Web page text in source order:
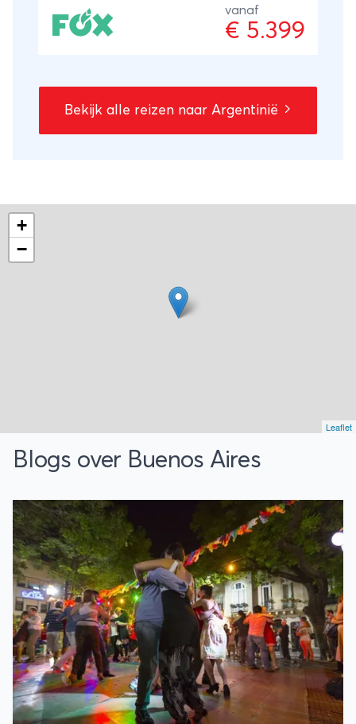
reis is een ontdekkingstocht vol contrasten,
verwondering en onvergetelijke momenten.
vanaf
€ 5.399
Bekijk alle reizen naar Argentinië
+
−
Leaflet
Blogs over Buenos Aires